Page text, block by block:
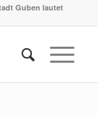
Guben lautet